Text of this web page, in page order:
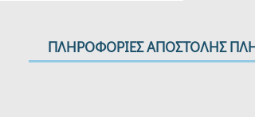
ΠΛΗΡΟΦΟΡΙΕΣ ΑΠΟΣΤΟΛΗΣ